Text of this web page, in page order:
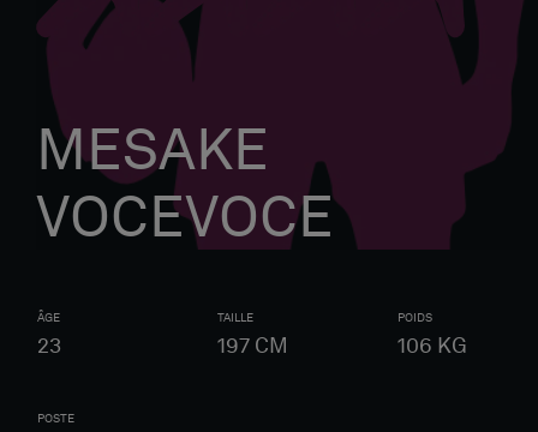
MESAKE
VOCEVOCE
ÂGE
23
TAILLE
197 CM
POIDS
106 KG
POSTE